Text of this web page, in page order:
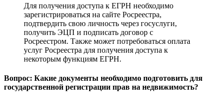
Для получения доступа к ЕГРН необходимо
зарегистрироваться на сайте Росреестра,
подтвердить свою личность через госуслуги,
получить ЭЦП и подписать договор с
Росреестром. Также может потребоваться оплата
услуг Росреестра для получения доступа к
некоторым функциям ЕГРН.
Вопрос: Какие документы необходимо подготовить для
государственной регистрации прав на недвижимость?